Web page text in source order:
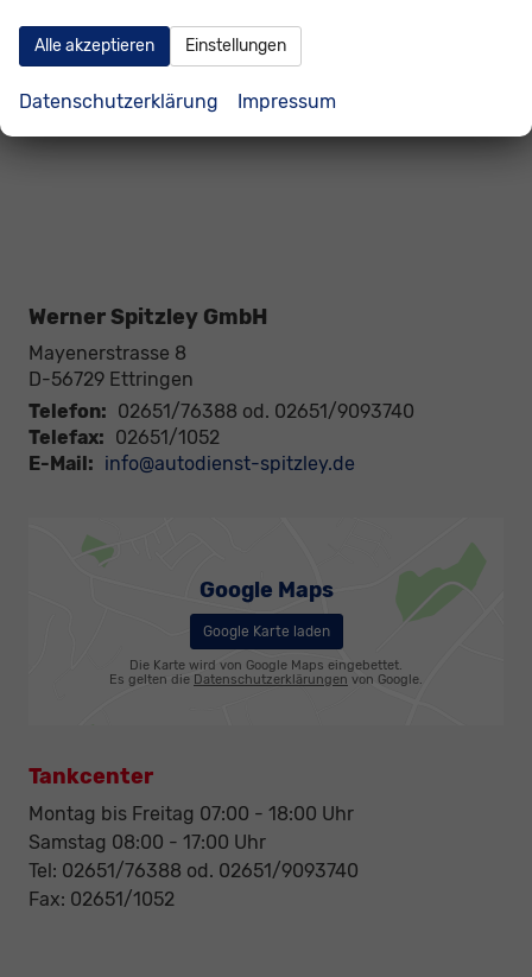
Anmelden
Werner Spitzley GmbH
Mayenerstrasse 8
D-56729 Ettringen
Telefon: 02651/76388 od. 02651/9093740
Telefax: 02651/1052
E-Mail: info@autodienst-spitzley.de
Google Maps
Google Karte laden
Die Karte wird von Google Maps eingebettet.
Es gelten die Datenschutzerklärungen von Google.
Tankcenter
Montag bis Freitag 07:00 - 18:00 Uhr
Samstag 08:00 - 17:00 Uhr
Tel: 02651/76388 od. 02651/9093740
Fax: 02651/1052
Alle akzeptieren Einstellungen
Datenschutzerklärung Impressum